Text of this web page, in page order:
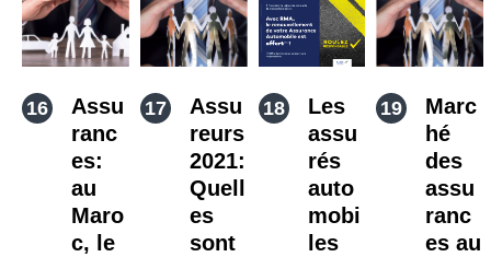
Assu
ranc
es:
au
Maro
c, le
Assu
reurs
2021:
Quell
es
sont
Les
assu
rés
auto
mobi
les
Marc
hé
des
assu
ranc
es au